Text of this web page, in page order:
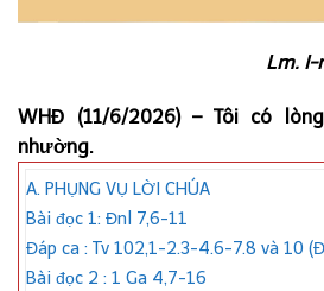
Lm. I-
WHĐ (11/6/2026) – Tôi có
nhường.
A. PHỤNG VỤ LỜI CHÚA
Bài đọc 1: Đnl 7,6-11
Đáp ca : Tv 102,1-2.3-4.6-7.8 và 10
Bài đọc 2 : 1 Ga 4,7-16